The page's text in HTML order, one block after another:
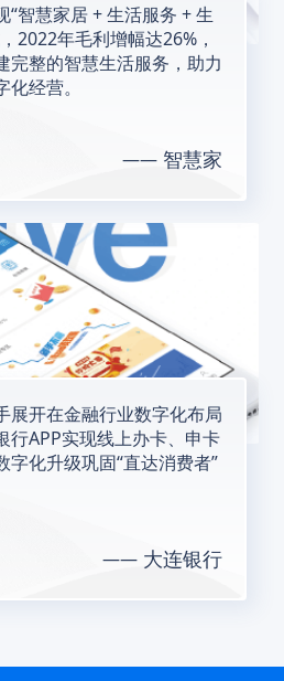
“智慧家居 + 生活服务 + 生
2022年毛利增幅达26%，
完整的智慧生活服务，助力
经营。
智慧家
展开在金融行业数字化布局
行APP实现线上办卡、申卡
字化升级巩固“直达消费者”
大连银行